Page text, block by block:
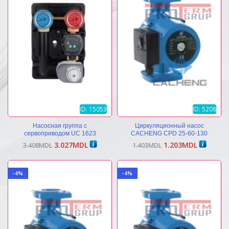
ID: 15053
Насосная группа с
сервоприводом UC 1623
3.408MDL Первоначальная
составляла
3.027MDLТекущая
3.027MDL.
ID: 5208
Циркуляционный насос
CACHENG CPD 25-60-130
1.403MDL Первоначальная
составляла
1.203MDLТекущая
-4% -4%